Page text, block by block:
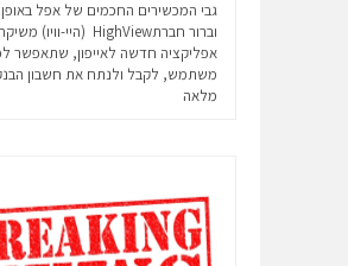
גבי המכשירים החכמים של אפל באופן
וברור חברתHighView (היי-וויו) משיקה
אפליקציה חדשה לאייפון, שתאפשר
משתמש, לקבל ולנתח את חשבון
מלאה